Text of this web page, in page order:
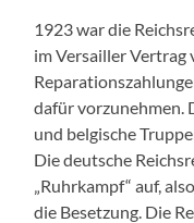
1923 war die
im Versailler Vertrag
dafür vorzunehmen.
und belgische
Die deutsche
„Ruhrkampf“ auf,
die Besetzung. Die